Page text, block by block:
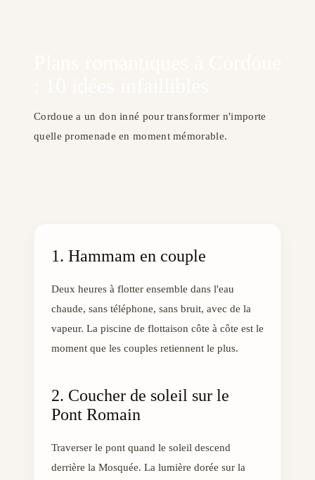
Cordoue a un don inné pour transformer n'importe
quelle promenade en moment mémorable.
1. Hammam en couple
Deux heures à flotter ensemble dans l'eau
chaude, sans téléphone, sans bruit, avec de la
vapeur. La piscine de flottaison côte à côte est le
moment que les couples retiennent le plus.
2. Coucher de soleil sur le
Pont Romain
Traverser le pont quand le soleil descend
derrière la Mosquée. La lumière dorée sur la